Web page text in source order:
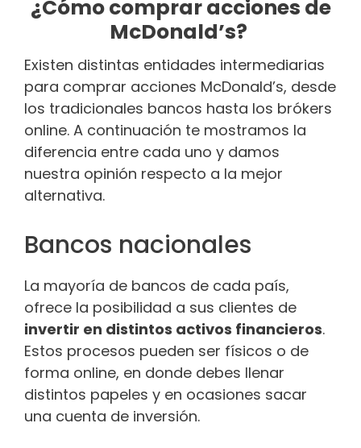
¿Cómo comprar acciones de
McDonald’s?
Existen distintas entidades intermediarias
para comprar acciones McDonald’s, desde
los tradicionales bancos hasta los bróker​​s
online. A continuación te mostramos la
diferencia entre cada uno y damos
nuestra opinión respecto a la mejor
alternativa.
Bancos nacionales
La mayoría de bancos de cada país,
ofrece la posibilidad a sus clientes de
invertir en distintos activos financieros.
Estos procesos pueden ser físicos o de
forma online, en donde debes llenar
distintos papeles y en ocasiones sacar
una cuenta de inversión.